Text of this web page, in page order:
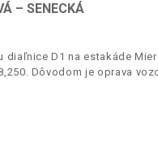
– SENECKÁ
D1 na estakáde
Dôvodom je oprava